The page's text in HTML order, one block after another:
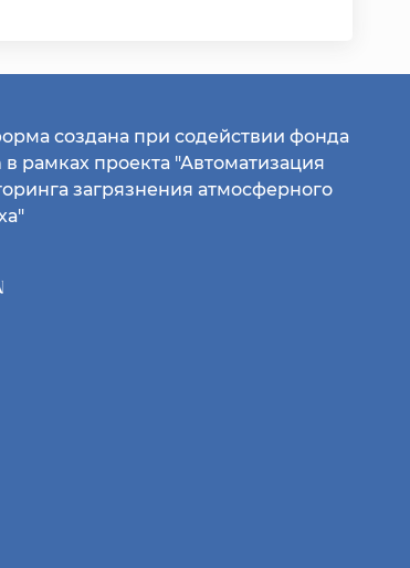
создана при содействии фонда
рамках проекта "Автоматизация
загрязнения атмосферного